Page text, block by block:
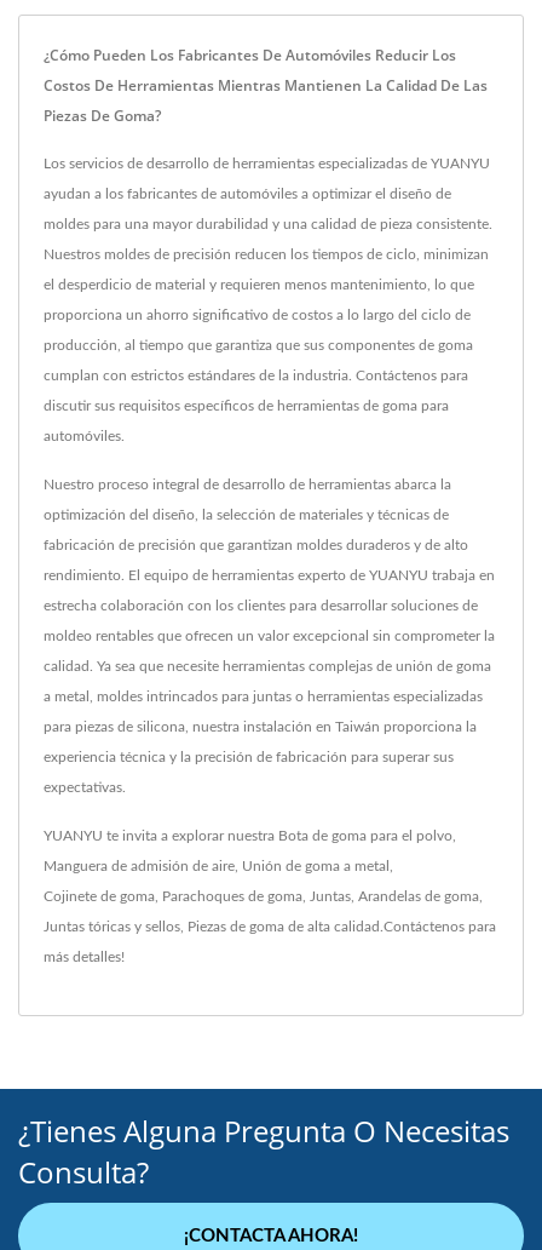
¿Cómo Pueden Los Fabricantes De Automóviles Reducir Los
Costos De Herramientas Mientras Mantienen La Calidad De Las
Piezas De Goma?
Los servicios de desarrollo de herramientas especializadas de YUANYU
ayudan a los fabricantes de automóviles a optimizar el diseño de
moldes para una mayor durabilidad y una calidad de pieza consistente.
Nuestros moldes de precisión reducen los tiempos de ciclo, minimizan
el desperdicio de material y requieren menos mantenimiento, lo que
proporciona un ahorro significativo de costos a lo largo del ciclo de
producción, al tiempo que garantiza que sus componentes de goma
cumplan con estrictos estándares de la industria. Contáctenos para
discutir sus requisitos específicos de herramientas de goma para
automóviles.
Nuestro proceso integral de desarrollo de herramientas abarca la
optimización del diseño, la selección de materiales y técnicas de
fabricación de precisión que garantizan moldes duraderos y de alto
rendimiento. El equipo de herramientas experto de YUANYU trabaja en
estrecha colaboración con los clientes para desarrollar soluciones de
moldeo rentables que ofrecen un valor excepcional sin comprometer la
calidad. Ya sea que necesite herramientas complejas de unión de goma
a metal, moldes intrincados para juntas o herramientas especializadas
para piezas de silicona, nuestra instalación en Taiwán proporciona la
experiencia técnica y la precisión de fabricación para superar sus
expectativas.
YUANYU te invita a explorar nuestra Bota de goma para el polvo
Manguera de admisión de aire Unión de goma a metal
Cojinete de goma Parachoques de goma Juntas Arandelas de goma
Juntas tóricas y sellos Piezas de goma de alta calidad. Contáctenos para
más detalles!
¿Tienes Alguna Pregunta O Necesitas
Consulta?
¡CONTACTA AHORA!